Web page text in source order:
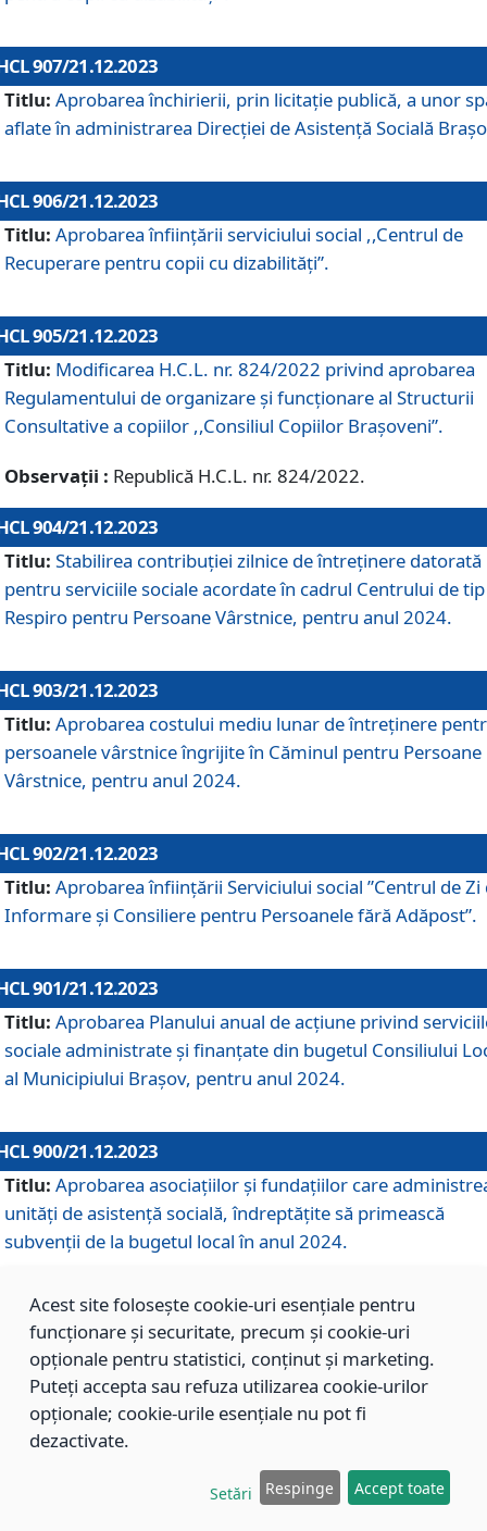
907/21.12.2023
Titlu: Aprobarea închirierii, prin licitație publică, a unor
aflate în administrarea Direcției de Asistență Socială
906/21.12.2023
Titlu: Aprobarea înființării serviciului social ,,Centrul de
Recuperare pentru copii cu dizabilități”.
905/21.12.2023
Titlu: Modificarea H.C.L. nr. 824/2022 privind aprobarea
Regulamentului de organizare şi funcţionare al Structurii
Consultative a copiilor ,,Consiliul Copiilor Braşoveni”.
Observații : Republică H.C.L. nr. 824/2022.
904/21.12.2023
Titlu: Stabilirea contribuţiei zilnice de întreținere datorată
pentru serviciile sociale acordate în cadrul Centrului de tip
Respiro pentru Persoane Vârstnice, pentru anul 2024.
903/21.12.2023
Titlu: Aprobarea costului mediu lunar de întreţinere
persoanele vârstnice îngrijite în Căminul pentru Persoane
Vârstnice, pentru anul 2024.
902/21.12.2023
Titlu: Aprobarea înființării Serviciului social ”Centrul de Zi
Informare și Consiliere pentru Persoanele fără Adăpost”.
901/21.12.2023
Titlu: Aprobarea Planului anual de acțiune privind
sociale administrate și finanțate din bugetul Consiliului
al Municipiului Brașov, pentru anul 2024.
900/21.12.2023
Titlu: Aprobarea asociațiilor şi fundațiilor care
unități de asistenţă socială, îndreptăţite să primească
subvenţii de la bugetul local în anul 2024.
899/21.12.2023
Aprobarea standardelor de cost pentru serviciile
sociale furnizate în cadrul Direcției de Asistență Socială
Brașov, pentru anul 2024.
Modificarea Anexei la H.C.L. nr. 91 din 09.02.2018,
Acest site folosește cookie-uri esențiale pentru
funcționare și securitate, precum și cookie-uri
opționale pentru statistici, conținut și marketing.
Puteți accepta sau refuza utilizarea cookie-urilor
opționale; cookie-urile esențiale nu pot fi
dezactivate.
Setări Respinge Accept toate